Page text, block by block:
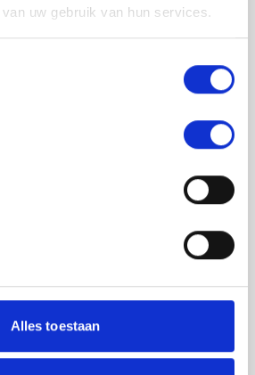
uw gebruik van hun services.
Alles toestaan
wordt verwerkt door de
team richtlijnen NCJ. Als zij
wordt met de
dat mijn gegevens
met de
richtlijn.